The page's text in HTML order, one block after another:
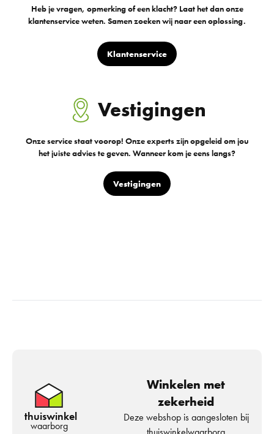
Heb je vragen, opmerking of een klacht? Laat het dan onze
klantenservice weten. Samen zoeken wij naar een oplossing.
Klantenservice
Vestigingen
Onze service staat voorop! Onze experts zijn opgeleid om jou
het juiste advies te geven. Wanneer kom je eens langs?
Vestigingen
thuiswinkel
waarborg
Winkelen met
zekerheid
Deze webshop is aangesloten bij